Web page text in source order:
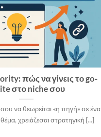
πώς να γίνεις το go-
στο niche σου
να θεωρείται «η πηγή» σε ένα
χρειάζεσαι στρατηγική [...]